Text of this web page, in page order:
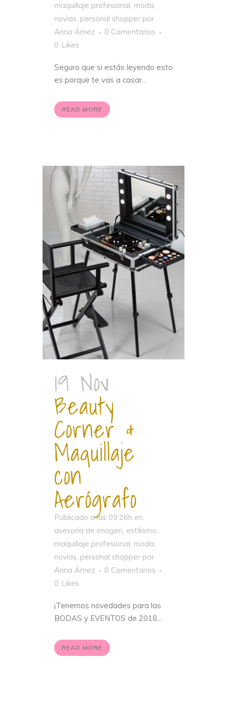
maquillaje profesional, moda,
novias, personal shopper por
Anna Ámez
0 Comentarios
0 Likes
Seguro que si estás leyendo esto
es porque te vas a casar...
READ MORE
19 Nov
Beauty
Corner &
Maquillaje
con
Aerógrafo
Publicado a las 09:26h en
asesoría de imagen, estilismo,
maquillaje profesional, moda,
novias, personal shopper por
Anna Ámez
0 Comentarios
0 Likes
¡Tenemos novedades para las
BODAS y EVENTOS de 2018...
READ MORE